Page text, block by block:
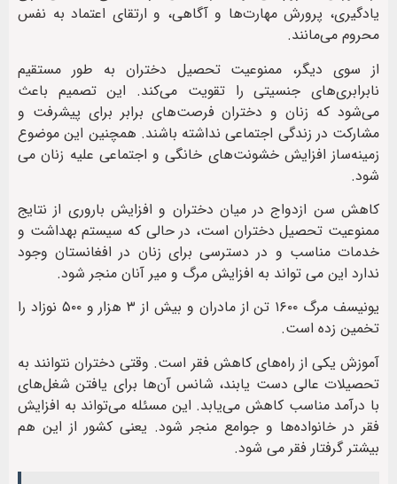
یادگیری، پرورش مهارت‌ها و آگاهی، و ارتقای اعتماد به نفس
محروم می‌مانند.
از سوی دیگر، ممنوعیت تحصیل دختران به طور مستقیم
نابرابری‌های جنسیتی را تقویت می‌کند. این تصمیم باعث
می‌شود که زنان و دختران فرصت‌های برابر برای پیشرفت و
مشارکت در زندگی اجتماعی نداشته باشند. همچنین این موضوع
زمینه‌ساز افزایش خشونت‌های خانگی و اجتماعی علیه زنان می
شود.
کاهش سن ازدواج در میان دختران و افزایش باروری از نتایج
ممنوعیت تحصیل دختران است، در حالی که سیستم بهداشت و
خدمات مناسب و در دسترسی برای زنان در افغانستان وجود
ندارد این می تواند به افزایش مرگ و میر آنان منجر شود.
یونیسف مرگ ۱۶۰۰ تن از مادران و بیش از ۳ هزار و ۵۰۰ نوزاد را
تخمین زده است.
آموزش یکی از راه‌های کاهش فقر است. وقتی دختران نتوانند به
تحصیلات عالی دست یابند، شانس آن‌ها برای یافتن شغل‌های
با درآمد مناسب کاهش می‌یابد. این مسئله می‌تواند به افزایش
فقر در خانواده‌ها و جوامع منجر شود. یعنی کشور از این هم
بیشتر گرفتار فقر می شود.